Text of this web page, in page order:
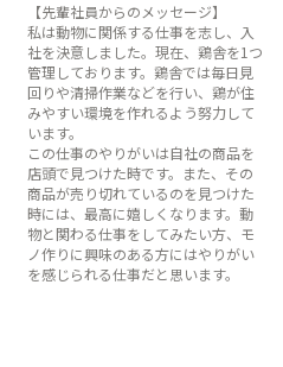
【先輩社員からのメッセージ】
私は動物に関係する仕事を志し、入
社を決意しました。現在、鶏舎を1つ
管理しております。鶏舎では毎日見
回りや清掃作業などを行い、鶏が住
みやすい環境を作れるよう努力して
います。
この仕事のやりがいは自社の商品を
店頭で見つけた時です。また、その
商品が売り切れているのを見つけた
時には、最高に嬉しくなります。動
物と関わる仕事をしてみたい方、モ
ノ作りに興味のある方にはやりがい
を感じられる仕事だと思います。